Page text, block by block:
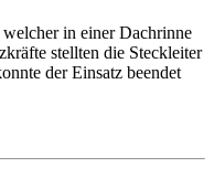
in einer Dachrinne
stellten die Steckleiter
der Einsatz beendet